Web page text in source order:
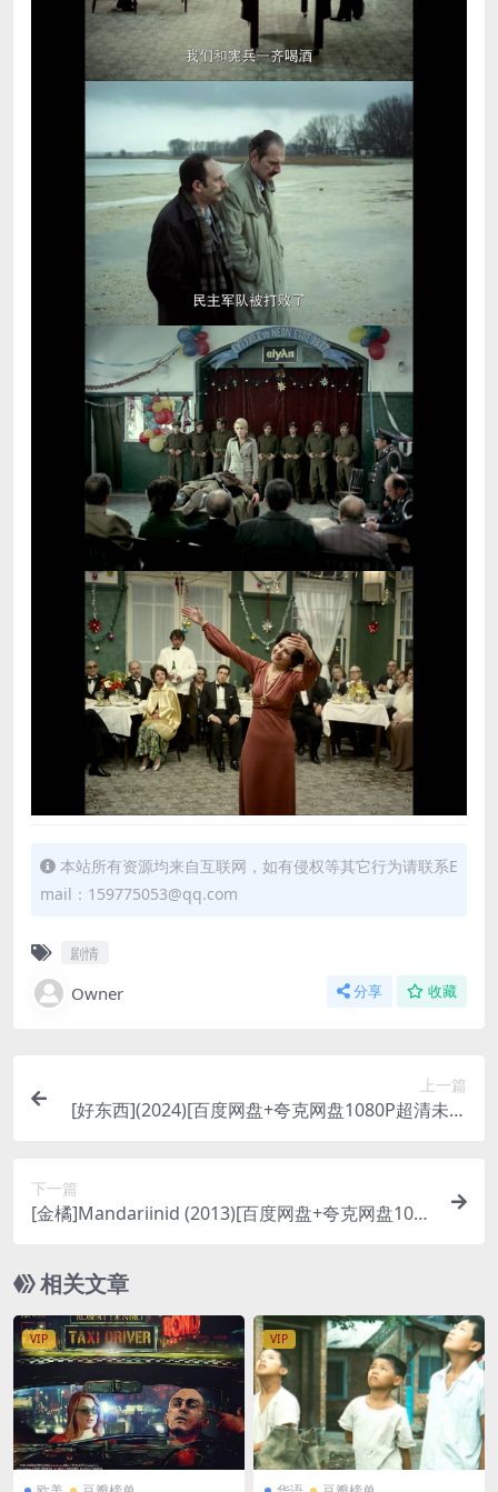
本站所有资源均来自互联网，如有侵权等其它行为请联系E
mail：159775053@qq.com
剧情
Owner 分享 收藏
上一篇
[好东西](2024)[百度网盘+夸克网盘1080P超清未删
下一篇
[金橘]Mandariinid (2013)[百度网盘+夸克网盘1080
B][中英字幕]
相关文章
VIP VIP